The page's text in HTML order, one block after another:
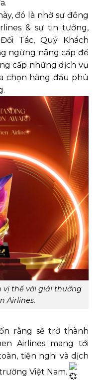
đó là nhờ sự đồng
& sự tin tưởng,
Tác, Quý Khách
ngừng nâng cấp để
cấp những dịch vụ
chọn hàng đầu phù
vị thế với giải thưởng
Airlines.
rằng sẽ trở thành
Airlines mang tới
tiện nghi và dịch
Việt Nam.